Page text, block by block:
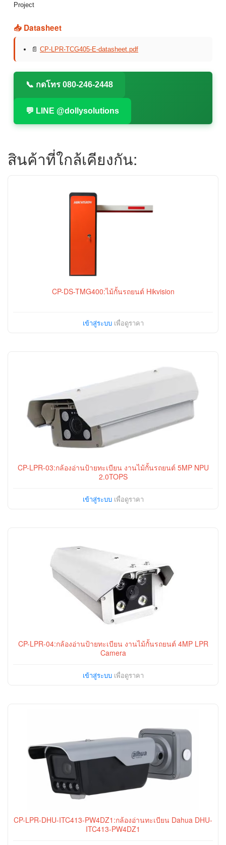
Project
📥 Datasheet
📄 CP-LPR-TCG405-E-datasheet.pdf
📞 กดโทร 080-246-2448
💬 LINE @dollysolutions
สินค้าที่ใกล้เคียงกัน:
CP-DS-TMG400:ไม้กั้นรถยนต์ Hikvision
เข้าสู่ระบบเพื่อดูราคา
CP-LPR-03:กล้องอ่านป้ายทะเบียน งานไม้กั้นรถยนต์ 5MP NPU
2.0TOPS
เข้าสู่ระบบเพื่อดูราคา
CP-LPR-04:กล้องอ่านป้ายทะเบียน งานไม้กั้นรถยนต์ 4MP LPR
Camera
เข้าสู่ระบบเพื่อดูราคา
CP-LPR-DHU-ITC413-PW4DZ1:กล้องอ่านทะเบียน Dahua DHU-
ITC413-PW4DZ1